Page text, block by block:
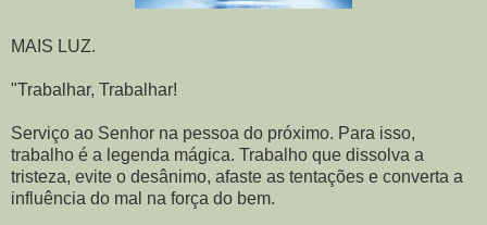
MAIS LUZ.
"Trabalhar, Trabalhar!
Serviço ao Senhor na pessoa do próximo. Para isso,
trabalho é a legenda mágica. Trabalho que dissolva a
tristeza, evite o desânimo, afaste as tentações e converta a
influência do mal na força do bem.